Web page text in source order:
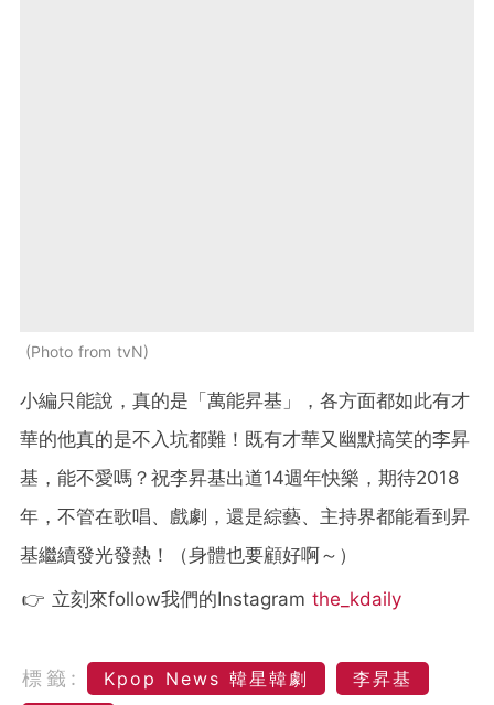
Photo from tvN
小編只能說，真的是「萬能昇基」，各方面都如此有才
華的他真的是不入坑都難！既有才華又幽默搞笑的李昇
基，能不愛嗎？祝李昇基出道14週年快樂，期待2018
年，不管在歌唱、戲劇，還是綜藝、主持界都能看到昇
基繼續發光發熱！（身體也要顧好啊～）
👉 立刻來follow我們的Instagram the_kdaily
標籤: Kpop News 韓星韓劇 李昇基